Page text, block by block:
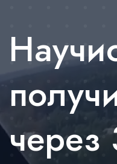
через